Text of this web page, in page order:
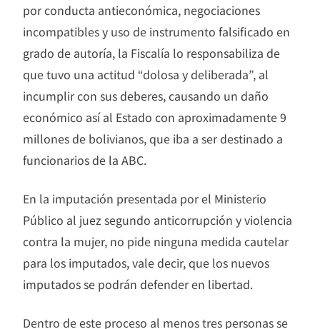
por conducta antieconómica, negociaciones
incompatibles y uso de instrumento falsificado en
grado de autoría, la Fiscalía lo responsabiliza de
que tuvo una actitud “dolosa y deliberada”, al
incumplir con sus deberes, causando un daño
económico así al Estado con aproximadamente 9
millones de bolivianos, que iba a ser destinado a
funcionarios de la ABC.
En la imputación presentada por el Ministerio
Público al juez segundo anticorrupción y violencia
contra la mujer, no pide ninguna medida cautelar
para los imputados, vale decir, que los nuevos
imputados se podrán defender en libertad.
Dentro de este proceso al menos tres personas se